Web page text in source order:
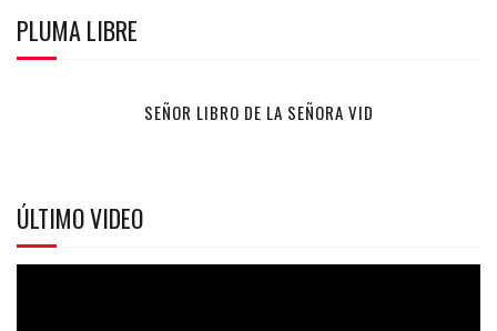
PLUMA LIBRE
SEÑOR LIBRO DE LA SEÑORA VID
ÚLTIMO VIDEO